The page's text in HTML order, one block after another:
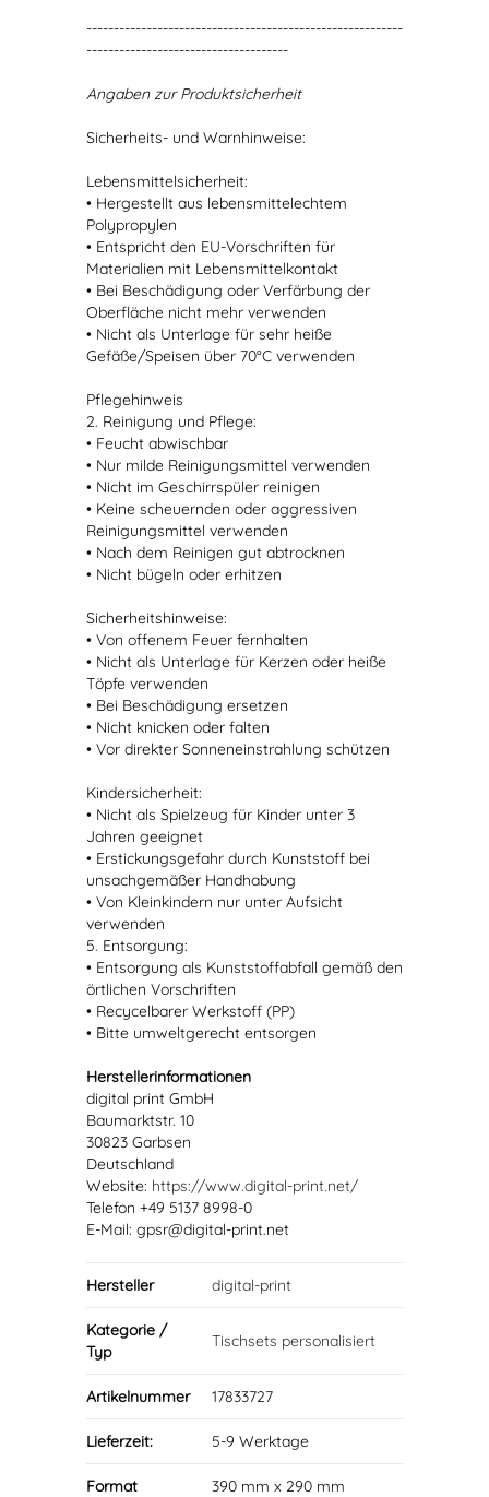
----------------------------------------------------------
-------------------------------------
Angaben zur Produktsicherheit
Sicherheits- und Warnhinweise:
Lebensmittelsicherheit:
• Hergestellt aus lebensmittelechtem
Polypropylen
• Entspricht den EU-Vorschriften für
Materialien mit Lebensmittelkontakt
• Bei Beschädigung oder Verfärbung der
Oberfläche nicht mehr verwenden
• Nicht als Unterlage für sehr heiße
Gefäße/Speisen über 70°C verwenden
Pflegehinweis
2. Reinigung und Pflege:
• Feucht abwischbar
• Nur milde Reinigungsmittel verwenden
• Nicht im Geschirrspüler reinigen
• Keine scheuernden oder aggressiven
Reinigungsmittel verwenden
• Nach dem Reinigen gut abtrocknen
• Nicht bügeln oder erhitzen
Sicherheitshinweise:
• Von offenem Feuer fernhalten
• Nicht als Unterlage für Kerzen oder heiße
Töpfe verwenden
• Bei Beschädigung ersetzen
• Nicht knicken oder falten
• Vor direkter Sonneneinstrahlung schützen
Kindersicherheit:
• Nicht als Spielzeug für Kinder unter 3
Jahren geeignet
• Erstickungsgefahr durch Kunststoff bei
unsachgemäßer Handhabung
• Von Kleinkindern nur unter Aufsicht
verwenden
5. Entsorgung:
• Entsorgung als Kunststoffabfall gemäß den
örtlichen Vorschriften
• Recycelbarer Werkstoff (PP)
• Bitte umweltgerecht entsorgen
Herstellerinformationen
digital print GmbH
Baumarktstr. 10
30823 Garbsen
Deutschland
Website: https://www.digital-print.net/
Telefon +49 5137 8998-0
E-Mail: gpsr@digital-print.net
Hersteller digital-print
Kategorie /
Typ
Tischsets personalisiert
Artikelnummer 17833727
Lieferzeit: 5-9 Werktage
Format 390 mm x 290 mm